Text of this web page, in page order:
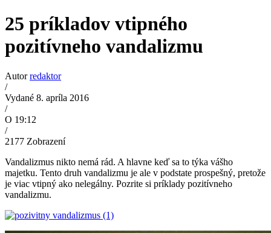
25 príkladov vtipného
pozitívneho vandalizmu
Autorredaktor
/
Vydané 8. apríla 2016
/
O 19:12
/
2177 Zobrazení
Vandalizmus nikto nemá rád. A hlavne keď sa to týka vášho
majetku. Tento druh vandalizmu je ale v podstate prospešný, pretože
je viac vtipný ako nelegálny. Pozrite si príklady pozitívneho
vandalizmu.